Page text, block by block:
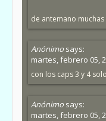
de antemano muchas
Anónimo says:
martes, febrero 05,
con los caps 3 y 4
Anónimo says:
martes, febrero 05,